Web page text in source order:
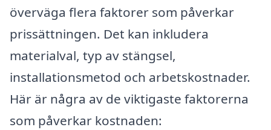
överväga flera faktorer som påverkar
prissättningen. Det kan inkludera
materialval, typ av stängsel,
installationsmetod och arbetskostnader.
Här är några av de viktigaste faktorerna
som påverkar kostnaden: